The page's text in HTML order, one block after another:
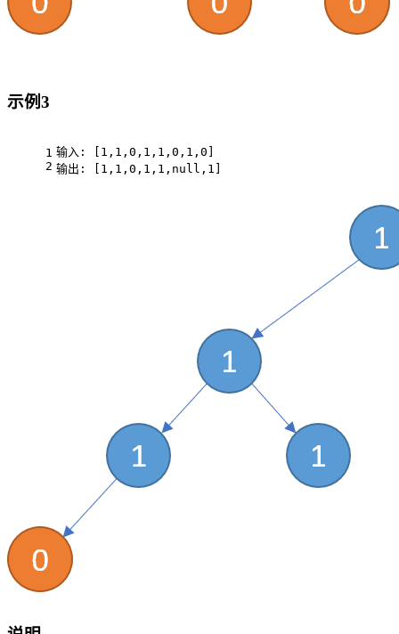
示例3
1
2
输入: [1,1,0,1,1,0,1,0]
输出: [1,1,0,1,1,null,1]